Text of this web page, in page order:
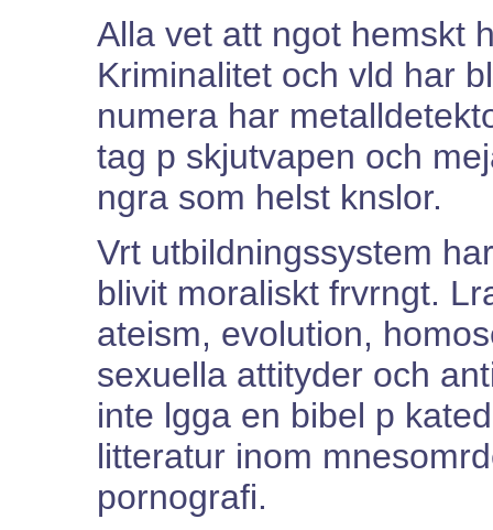
Alla vet att ngot hemskt
Kriminalitet och vld har
numera har
tag p skjutvapen och
ngra som helst knslor.
Vrt utbildningssystem
blivit moraliskt frvrngt.
ateism, evolution,
sexuella attityder och
inte lgga en bibel p
litteratur inom
pornografi.